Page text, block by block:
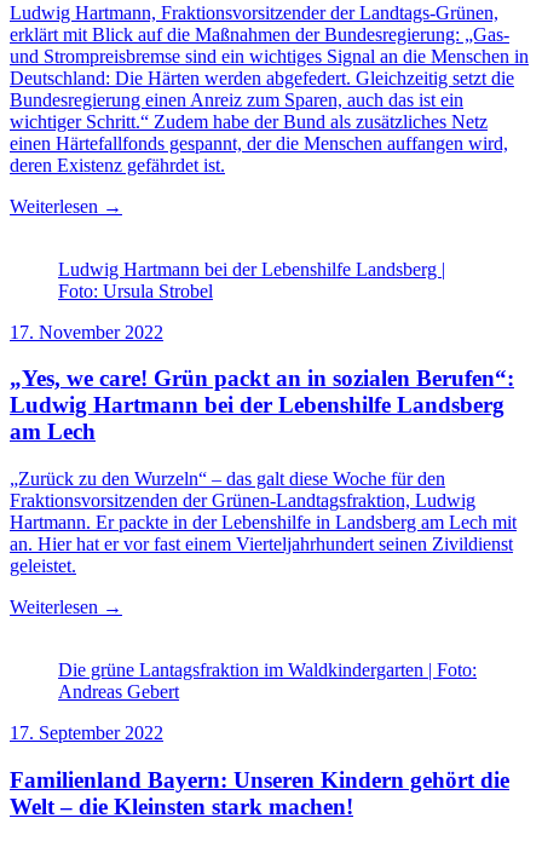
Ludwig Hartmann, Fraktionsvorsitzender der Landtags-Grünen,
erklärt mit Blick auf die Maßnahmen der Bundesregierung: „Gas-
und Strompreisbremse sind ein wichtiges Signal an die Menschen in
Deutschland: Die Härten werden abgefedert. Gleichzeitig setzt die
Bundesregierung einen Anreiz zum Sparen, auch das ist ein
wichtiger Schritt.“ Zudem habe der Bund als zusätzliches Netz
einen Härtefallfonds gespannt, der die Menschen auffangen wird,
deren Existenz gefährdet ist.
Weiterlesen →
Ludwig Hartmann bei der Lebenshilfe Landsberg |
Foto: Ursula Strobel
17. November 2022
„Yes, we care! Grün packt an in sozialen Berufen“:
Ludwig Hartmann bei der Lebenshilfe Landsberg
am Lech
„Zurück zu den Wurzeln“ – das galt diese Woche für den
Fraktionsvorsitzenden der Grünen-Landtagsfraktion, Ludwig
Hartmann. Er packte in der Lebenshilfe in Landsberg am Lech mit
an. Hier hat er vor fast einem Vierteljahrhundert seinen Zivildienst
geleistet.
Weiterlesen →
Die grüne Lantagsfraktion im Waldkindergarten | Foto:
Andreas Gebert
17. September 2022
Familienland Bayern: Unseren Kindern gehört die
Welt – die Kleinsten stark machen!